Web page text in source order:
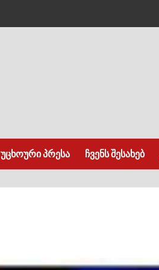
უცხოური პრესა ჩვენს შესახებ